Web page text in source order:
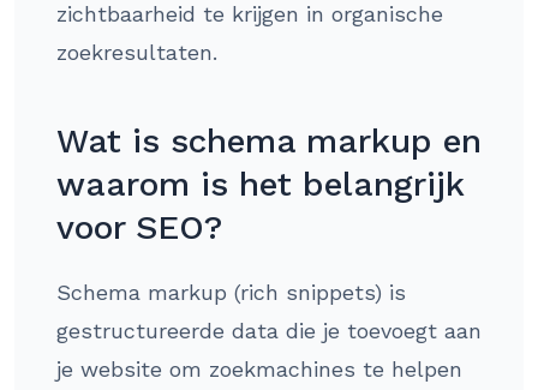
zichtbaarheid te krijgen in organische
zoekresultaten.
Wat is schema markup en
waarom is het belangrijk
voor SEO?
Schema markup (rich snippets) is
gestructureerde data die je toevoegt aan
je website om zoekmachines te helpen